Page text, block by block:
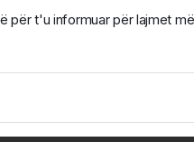
për t'u informuar për lajmet